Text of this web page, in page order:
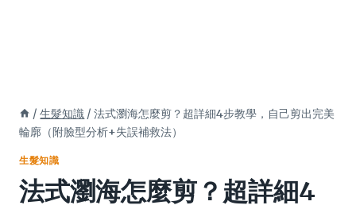
/ 生髮知識 / 法式瀏海怎麼剪？超詳細4步教學，自己剪出完美
輪廓（附臉型分析+失誤補救法）
生髮知識
法式瀏海怎麼剪？超詳細4